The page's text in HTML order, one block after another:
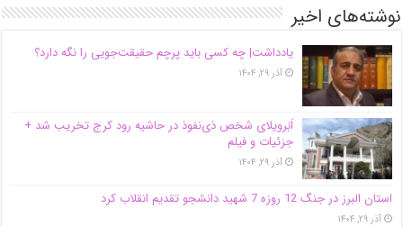
نوشته‌های اخیر
یادداشت| ‌چه کسی باید پرچم حقیقت‌جویی را نگه دارد؟
آذر ۲۹, ۱۴۰۴
اَبَر‌ویلای شخص ذی‌نفوذ در حاشیه‌ رود کرج تخریب شد +
جزئیات و فیلم
آذر ۲۹, ۱۴۰۴
استان البرز در جنگ 12 روزه 7 شهید دانشجو تقدیم انقلاب کرد
آذر ۲۹, ۱۴۰۴